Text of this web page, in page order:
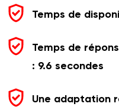
Temps de
Temps de
: 9.6 secondes
Une adaptation